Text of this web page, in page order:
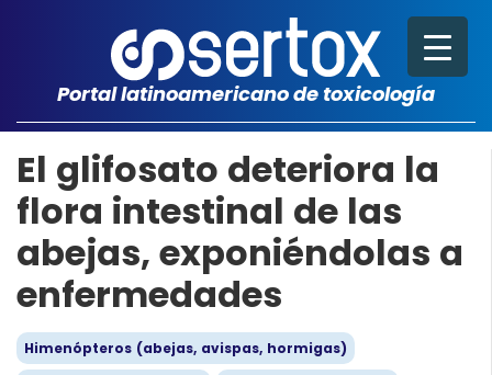
Portal latinoamericano de toxicología
El glifosato deteriora la
flora intestinal de las
abejas, exponiéndolas a
enfermedades
Himenópteros (abejas, avispas, hormigas)